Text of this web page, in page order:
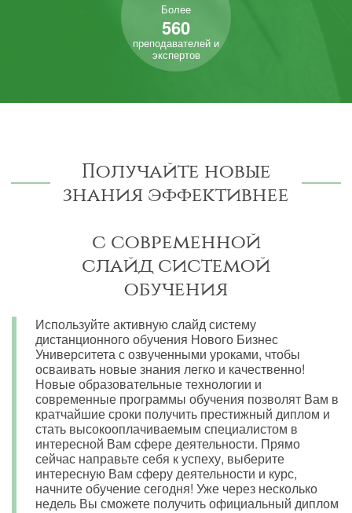
Более
560
преподавателей и
экспертов
Получайте новые
знания эффективнее
с современной
слайд системой
обучения
Используйте активную слайд систему
дистанционного обучения Нового Бизнес
Университета с озвученными уроками, чтобы
осваивать новые знания легко и качественно!
Новые образовательные технологии и
современные программы обучения позволят Вам в
кратчайшие сроки получить престижный диплом и
стать высокооплачиваемым специалистом в
интересной Вам сфере деятельности. Прямо
сейчас направьте себя к успеху, выберите
интересную Вам сферу деятельности и курс,
начните обучение сегодня! Уже через несколько
недель Вы сможете получить официальный диплом